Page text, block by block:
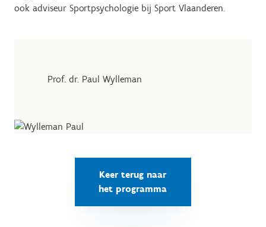
ook adviseur Sportpsychologie bij Sport Vlaanderen.
Prof. dr. Paul Wylleman
Keer terug naar
het programma